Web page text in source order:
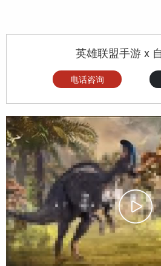
英雄联盟手游 x
电话咨询